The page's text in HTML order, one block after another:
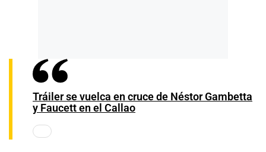
Tráiler se vuelca en cruce de Néstor Gambetta
y Faucett en el Callao